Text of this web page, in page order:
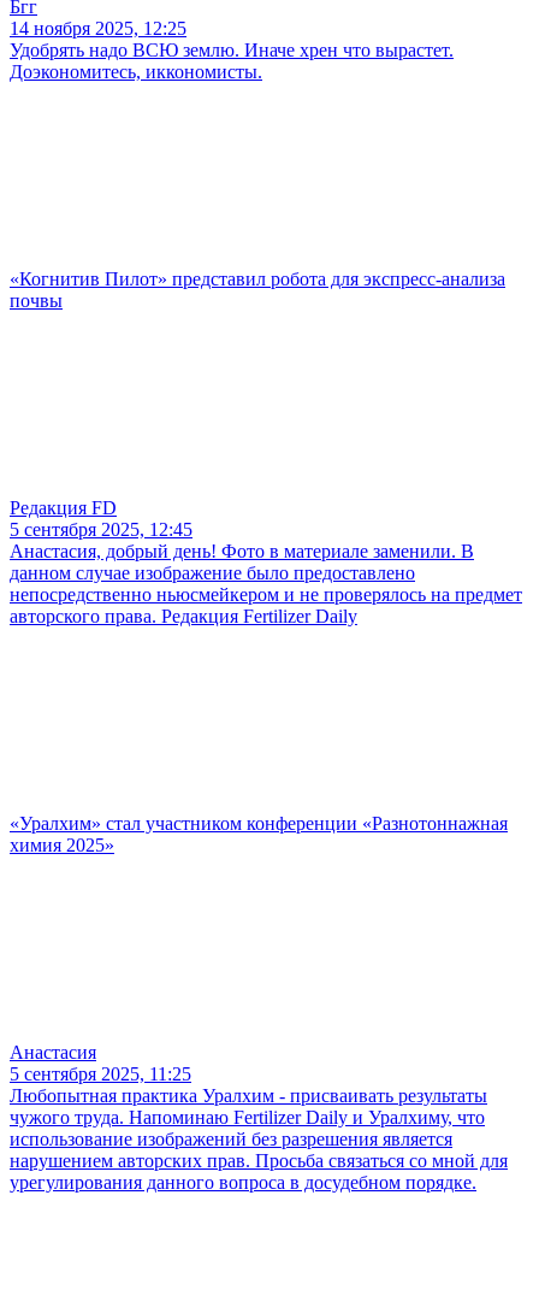
Бгг
14 ноября 2025, 12:25
Удобрять надо ВСЮ землю. Иначе хрен что вырастет.
Доэкономитесь, иккономисты.
«Когнитив Пилот» представил робота для экспресс-анализа
почвы
Редакция FD
5 сентября 2025, 12:45
Анастасия, добрый день! Фото в материале заменили. В
данном случае изображение было предоставлено
непосредственно ньюсмейкером и не проверялось на предмет
авторского права. Редакция Fertilizer Daily
«Уралхим» стал участником конференции «Разнотоннажная
химия 2025»
Анастасия
5 сентября 2025, 11:25
Любопытная практика Уралхим - присваивать результаты
чужого труда. Напоминаю Fertilizer Daily и Уралхиму, что
использование изображений без разрешения является
нарушением авторских прав. Просьба связаться со мной для
урегулирования данного вопроса в досудебном порядке.